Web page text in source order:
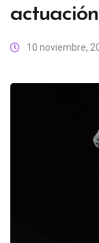
10 noviembre,